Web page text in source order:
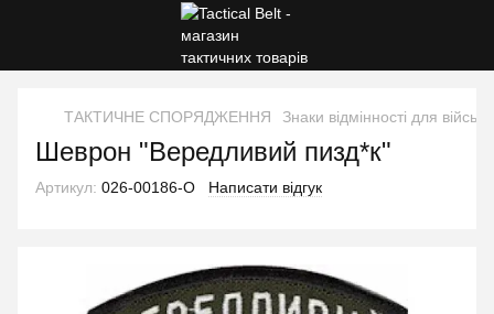
ТАКТИЧНЕ СПОРЯДЖЕННЯ Знаки відмінності для
Шеврон "Вередливий пизд*к"
Артикул: 026-00186-O Написати відгук